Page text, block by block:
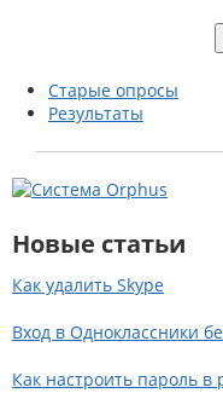
Старые опросы
Результаты
Новые статьи
Как удалить Skype
Вход в Одноклассники
Как настроить пароль в